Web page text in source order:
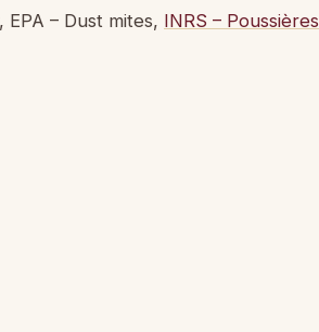
, EPA – Dust mites, INRS – Poussières